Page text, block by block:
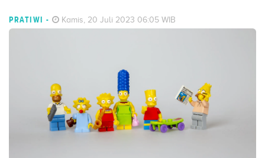
PRATIWI - Kamis, 20 Juli 2023 06:05 WIB